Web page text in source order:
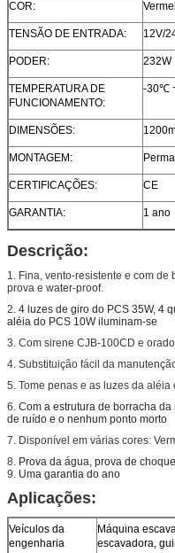
COR:
TENSÃO DE ENTRADA: 12V/
PODER: 232W
TEMPERATURA DE
FUNCIONAMENTO:
-30℃
DIMENSÕES:
MONTAGEM:
CERTIFICAÇÕES: CE
GARANTIA: 1 ano
Descrição:
1. Fina, vento-resistente e com
prova e water-proof.
2. 4 luzes de giro do PCS 35W, 4
aléia do PCS 10W iluminam-se
3. Com sirene CJB-100CD e
4. Substituição fácil da
5. Tome penas e as luzes da
6. Com a estrutura de borracha
de ruído e o nenhum ponto morto
7. Disponível em várias cores:
8. Prova da água, prova de
9. Uma garantia do ano
Aplicações:
Veículos da
engenharia
Máquina
escavadora,